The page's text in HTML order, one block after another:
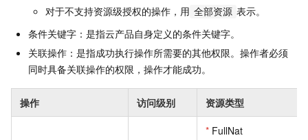
对于不支持资源级授权的操作，用 全部资源 表示。
条件关键字：是指云产品自身定义的条件关键字。
关联操作：是指成功执行操作所需要的其他权限。操作者必须
同时具备关联操作的权限，操作才能成功。
操作 访问级别 资源类型
* FullNat